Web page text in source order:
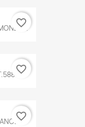
favorite_border
favorite_border
favorite_border